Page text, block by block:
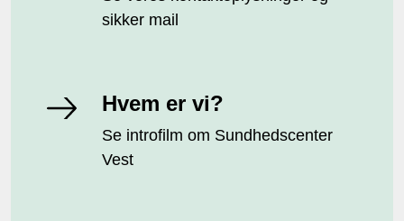
sikker mail
Hvem er vi?
Se introfilm om Sundhedscenter
Vest